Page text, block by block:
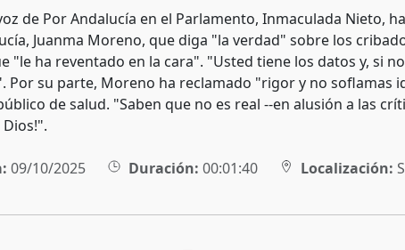
de Por Andalucía en el Parlamento, Inmaculada Nieto,
Juanma Moreno, que diga "la verdad" sobre los
"le ha reventado en la cara". "Usted tiene los datos y, si
Por su parte, Moreno ha reclamado "rigor y no soflamas
de salud. "Saben que no es real --en alusión a las
09/10/2025 Duración: 00:01:40 Localización: